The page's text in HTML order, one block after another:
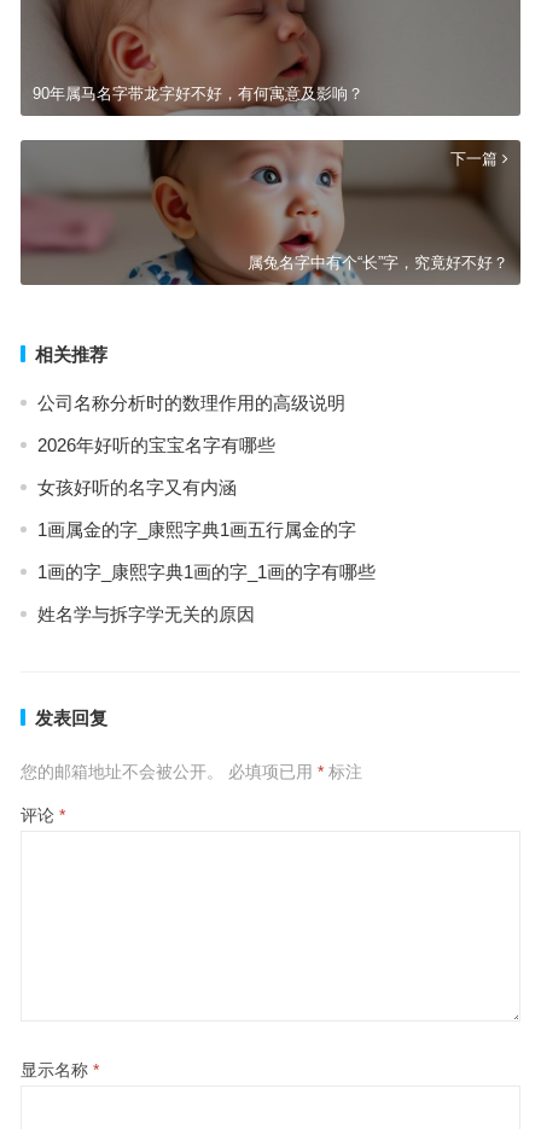
90年属马名字带龙字好不好，有何寓意及影响？
下一篇
属兔名字中有个“长”字，究竟好不好？
相关推荐
公司名称分析时的数理作用的高级说明
2026年好听的宝宝名字有哪些
女孩好听的名字又有内涵
1画属金的字_康熙字典1画五行属金的字
1画的字_康熙字典1画的字_1画的字有哪些
姓名学与拆字学无关的原因
发表回复
您的邮箱地址不会被公开。 必填项已用 *标注
评论 *
显示名称 *